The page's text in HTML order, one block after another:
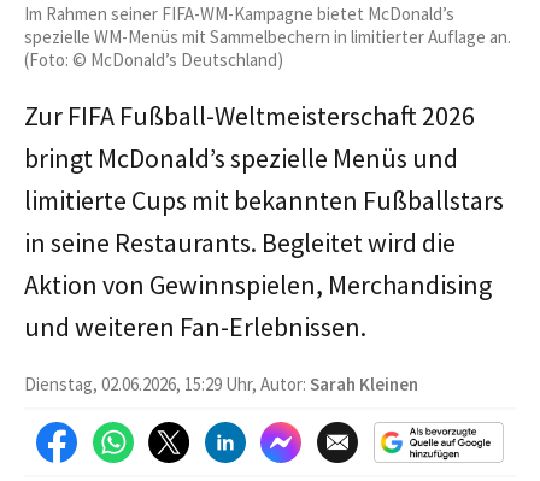
Im Rahmen seiner FIFA-WM-Kampagne bietet McDonald’s
spezielle WM-Menüs mit Sammelbechern in limitierter Auflage an.
(Foto: © McDonald’s Deutschland)
Zur FIFA Fußball-Weltmeisterschaft 2026
bringt McDonald’s spezielle Menüs und
limitierte Cups mit bekannten Fußballstars
in seine Restaurants. Begleitet wird die
Aktion von Gewinnspielen, Merchandising
und weiteren Fan-Erlebnissen.
Dienstag, 02.06.2026, 15:29 Uhr, Autor: Sarah Kleinen